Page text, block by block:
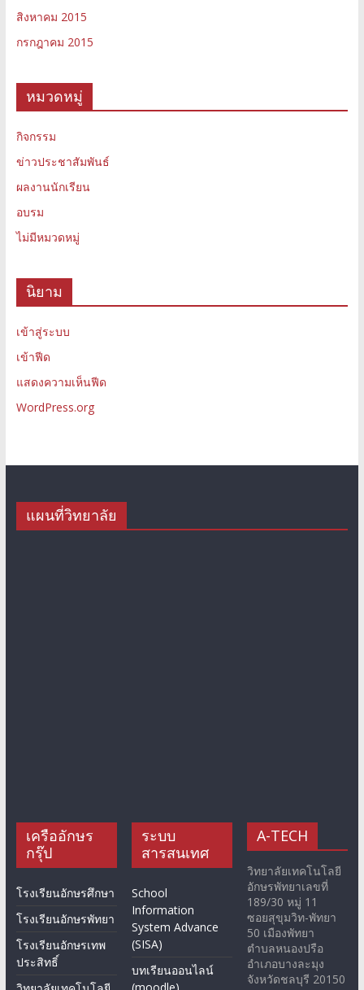
สิงหาคม 2015
กรกฎาคม 2015
หมวดหมู่
กิจกรรม
ข่าวประชาสัมพันธ์
ผลงานนักเรียน
อบรม
ไม่มีหมวดหมู่
นิยาม
เข้าสู่ระบบ
เข้าฟีด
แสดงความเห็นฟีด
WordPress.org
แผนที่วิทยาลัย
เครืออักษร
กรุ๊ป
โรงเรียนอักษรศึกษา
โรงเรียนอักษรพัทยา
โรงเรียนอักษรเทพ
ประสิทธิ์
ระบบ
สารสนเทศ
School
Information
System Advance
(SISA)
บทเรียนออนไลน์
A-TECH
วิทยาลัยเทคโนโลยี
อักษรพัทยาเลขที่
189/30 หมู่ 11
ซอยสุขุมวิท-พัทยา
50 เมืองพัทยา
ตำบลหนองปรือ
อำเภอบางละมุง
จังหวัดชลบุรี 20150